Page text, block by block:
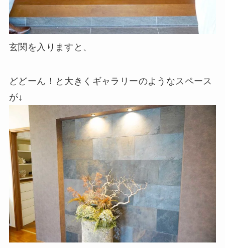
玄関を入りますと、
どどーん！と大きくギャラリーのようなスペース
が↓